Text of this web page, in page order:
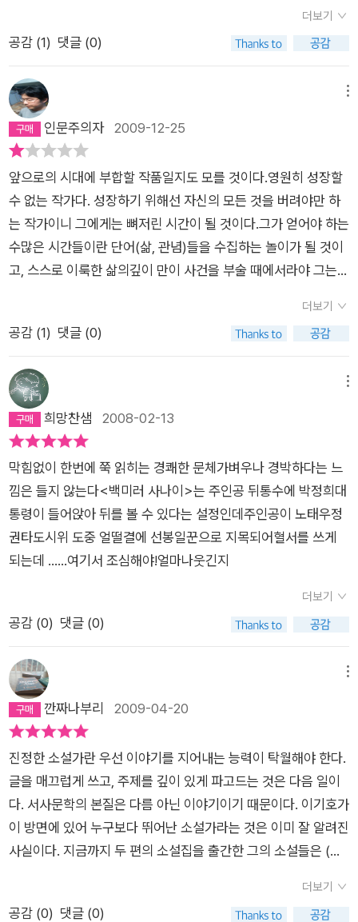
미러사나이>가 인상적이다.박대통령 장례기간에 생긴 상처가 박
대통령의 눈이된다.주인공은 박대통령의 힘으로 평탄한 인생을
하게 된다.이 소설은 작가 스스로도 밝힌 그의 편벽을 보여주는
것일 수도 있다.작가는 주인공의 얼치기 운동권 참여를 통해 당시
운동권 내부의 얕음에 대해 비웃음고 있다.하지만 중심적인 풍자
는 결국 아직도 자신의 눈이 아니라 박대통령의 눈으로 세상을 보
는 수많은 사람들을 향하고 있다.뒤통수에 달린눈에 의지해 역사
를 과거로 돌리려는 사람들에게 작가로써 통렬한 풍자의 칼날을
날리고 있는 것이다.그리고 그 박대통령에게 자신의 눈을 맡겨버
린 뒤로 뛰는 주인공 이시봉을 공원이나 약수터에서 뒤로 뛰는 노
인들에 빗댓건은 중의적으로 의미심장하다.결론적으로 사족하나
소설을 만났다.한가지 바람이 있다면 신인으로서의 신선함 감각
과 풍자정신에 조금 더 깊은 내공을 만들 수 있길 바란다.뛰어난
감각만으로도 물론 성공적인 작가가 될 수는 있을 것이다.하지만
이런 멋진 해학과 풍자정신이 더 깊은 인간에 대한 이해와 삶의
부조리함을 흩고 올라온다면 오래도록 기억되는 작가군에 낄 수
있지 않을까 생각한다.
리 얄랴셩 얄랴리 얄라도 아닌데 이 따위 해설을 붙여놓은건지 정
말 꼴불견이다. 거기다 해설이 소설보다 더 어렵다!! 90년대 출간
작이야 뭐야 하고 심난한 맘으로 찾아봤더니 흠, 오래 됐긴 했구
나. 2004년도 작품이었다. 그 때에는 그래, 각종 한국작품들에
(하다 못해 여행기에까지) 문학평론가들의 해설이 붙어있던 시절
이니까 어쩔 수 없는 일이라지만 수능 독파를 외치는 국어선생님
고 d줄은 x 단편의 이 문장과 연결되고 그런 걸 읽다 보면 졸음은
쏟아지고 안그래도 심란하게 읽은 책에 정도 팍 떨어지고 그렇고
그런... 으로 끝날 뻔 했는데 어쩔씨구. 작가는 이러고 괴상망측한
글을 써놓고 이제야 겨우 칼을 씻은 기분이란다. 누가 보면 뭐 대
단하게 썰었는 줄, 웃음이 픽 났다. 그냥 그렇다고. 책은 딱 잘
라 추천은 못하겠는데 재미는 있고 뭐 그렇다. 아참, 저 문구 하나
에 떨어질려던 정은 도로 붙었다. 칼 씻는 게 뭐라고. 이런 게 병
는 내용인데 사실 이 이야기를 통해 그가 전하고자 하는 속내는
무엇인지 짐작이 안 간다. ‘백미러 사나이’같은 경우는 꿰맨 뒤통
피소드를 통해 박정희 전 대통령과, 운동권 학생들을 희화화시키
는 효과를 노린다. 이시봉을 통해 보여주는 이 희극 같은 비극은
읽는 내내 웃을 수 있다는 장점이 있다. 그 웃음이 폭소인지, 실소
인지, 냉소인지는 책을 읽으면 알게 될 테니 더 이상 긴말은 않겠
다.(패러디 한 번 해봤다.) 두 작품 공히 나의 의지로 통제할 수 없
는 내 몸의 감각들을 이야기의 출발점으로 삼는다. 작품의 중요
모티프로 기능하고 있다는 것이다. 통제할 수 없는 내 몸의 감각
들을 창작기법으로 활용함으로써 이기호는 엉뚱하고 새로운 이
야기를 만들어낸다. 이와 관련하여, 얼마 전에 읽었던 한강의 ‘왼
대 가장이 사회적으로, 개인적으로 파탄으로 치닫는 과정을 그린
작품이다. 같은 모티프를 활용해 이기호는 웃음을 빚어내고 한강
은 섬뜩함을 보여준다. 재미있다. 표제작 ‘최순덕 성령충만기’도
이기호 소설의 특징을 잘 보여준다. (지나치게) 독실한 기독교 신
자를 성경의 형식을 빌려 희화화시킨다는 재치있는 발상(기독교
인의 입장에서는 어떨는지 궁금하다.), 아이러니한 상황들, 엉뚱
버무려지면서 재미있는 소설 한 편으로 태어난다. 입 밖으로 소리
내서 읽으면 더 재미있을 것 같다는 생각이 들기도 하는 작품이었
다. ‘버니’는 랩이라는 형식을 차용한 것이 신선하기는 하지만 내
용은 별로 파격적이지도 의미심장하지도 않아 아쉽다. 피의자 신
문 과정을 빌린 ‘햄릿 포에버’는 발상이 재미있다. 현실보다 더 생
생한 환각 속에서만 찾아오는 햄릿을 통해서 진행되는 이야기.
‘현실보다 더 생생한 환각’이라는 이 형용모순의 표현은 각박한
고백은’은 자기소개서에 대한 풍자로 읽혔고 ‘간첩이 다녀가셨
다’는 재미있게 읽을 수 있지만 공포 앞에서는 누구든 ‘간첩’-일종
의 희생양-을 만들어낼 수 있다는 인간의 비겁함을 확인하는 것
같아 씁쓸하다. 역량 있는 신인의 등장은 독자에게 반가운 소식
이다. 이렇게 자신만의 스타일을 잘 드러내면서 첫 인사를 한다면
오히려 독자가 고맙기도 하고 말이다. 처녀작은 기존 문단의 이목
을 끌 수 있는 개성을 보여줄 수 있는 작품이면 충분하다고 생각
한다. 물론 자신의 개성을 문학적으로 잘 형상화해낸 작품이 좋은
작품이기도 하다는 건 당연한 사실이다. 개인적으로는 은희경의
럽”이 어렵지 않게 떠오른다. 작가의 말을 보니 이기호의 소설적
애정은 근대보다는 전근대에 맞닿아 있다고 한다. 가만히 생각해
매력에 빠져버렸다. 그는 뼛속까지 이야기꾼인 것 같았다. '왕따
들에게 무슨 얘기를 해줘야 할까 고민하면서 왔다'는 이기호작가
의 강연은 정말 너무나도 재밌고, 감명깊었다. 어쨌든 강연을 듣
고 몇 주가 지나 <최순덕 성령충만기>를 지인에게 빌려 읽게 되
었다. 제목때문에 종교코너(?)에 꽃히기도 했다는 그 책은 이기
호의 등단작품 '버니'로 시작하여 '발밑으로 사라진 사람들'로 끝
이기호작가는 타고난 이야기꾼이다. 등단작 '버니'는 명성답게 잘
쓰여진 소설이었다. 레퍼가 된 버니, 아니 순희의 이야기를 다룬
이 작품은 삐딱하고 약한 것들을 좋아하는 이기호의 취향이 잘 드
러난듯했다. 내 별명은 바구니 물을 담으면 물이 새고 쌀을 담
으면 쌀이 새는 대나무로 만든 가벼운 바구니 내 머리가 가벼워
내 별명은 대바구니 아무것도 몰라 아빠도 몰라 엄마도 몰라 사는
았어 하지만 난 이렇게 말하지 나도 가볍고 너희들도 가벼워 내
말도 가볍고 너희 말도 가벼워 나도 바구니 너희도 바구니 물을
담으면 물이 새고 쌀을 담으면 쌀이 새는 세상은 바구니 반복
되는 문장은 이야기가 진행될 수록 점점 와닿아갔다. 이기호는 역
시 타고난 이야기꾼 같다. 가장 마음에 들었던 단편은 '헴릿 포에
버'였다. 이번에도 주인공은 '시봉'이었다. 삐딱하고 불쌍한 케릭
터의 원형 그게 시봉이 아닐까한다. 여담이지만, 이기호소설가는
'시봉'이 그냥 자신의 친구 이름이었다고 했다. 헴릿을 바라보는
아버지의 망령, 그리고 시봉을 바라보는 아버지의 망령이 겹치면
에 드는 단편이었다. 소를 닮은 우석이와 검은 소. 그리고 씨감자.
그 잔상들이 겹쳐 소름끼치도록 와닿았다. 맨 마지막 이기호작가
의 음성을 듣고 나서 시맨트를 깨고 땅을 보고 싶다는 생각을 했
다. 정말 이기호 작가가 말하면 무엇이든 될 거 같았다. 예를들어
<갈팡질팡>의 '야체볶음흙'을 읽으며 흙을 먹을 수 있을 거 같다
는 생각을 한 것 처럼. 역시 이기호는 타고난 이야기꾼이다. 그리
고체를 사용해서 반어적 느낌을 들게했다. 끝내 아담과 결혼하게
되는 최순덕을 보며 웃음을 자아냈다. 요즘 우스갯소리로 친구들
에게 '나 이기호랑 결혼할 거야.'라고 한다. 이기호작가에게 그만
큼이나 매력을 느낀 거였다. 이번기회에 <최순덕 성령충만기>
와 <독고다이>도 구입해야겠다는 생각을 했다. 이제 이기호작
가의 매력에서 헤어나오지 못할 거 같다. 그의 이야기, 그의 목소
리 이제 그에게 주목해야겠다.
더보기
공감 (1) 댓글 (0)
인문주의자2009-12-25
앞으로의 시대에 부합할 작품일지도 모를 것이다.영원히 성장할
수 없는 작가다. 성장하기 위해선 자신의 모든 것을 버려야만 하
는 작가이니 그에게는 뼈저린 시간이 될 것이다.그가 얻어야 하는
수많은 시간들이란 단어(삶, 관념)들을 수집하는 놀이가 될 것이
고, 스스로 이룩한 삶의깊이 만이 사건을 부술 때에서라야 그는
고 있는 것이다. 그렇지만 마치 무한하게중심으로부터 멀어져가
게 하는페이지의 숫자처럼, 혹은 책의 두께에 비례하게 될당신의
당신 속에있다. 자신의 창작 속에서 스스로의 정체성을의심해볼
단어, <경험과깊이(인과)>에 대한의문과 자조가 동인으로서언
제나 중심으로부터 멀어져가는 당신을 위해서 마련된 긴 놀이의
자 곧 새로운 탄생이 될것이다.
더보기
공감 (1) 댓글 (0)
희망찬샘 2008-02-13
막힘없이 한번에 쭉 읽히는 경쾌한 문체가벼우나 경박하다는 느
낌은 들지 않는다<백미러 사나이>는 주인공 뒤통수에 박정희대
통령이 들어앉아 뒤를 볼 수 있다는 설정인데주인공이 노태우정
권타도시위 도중 얼떨결에 선봉일꾼으로 지목되어혈서를 쓰게
되는데 ......여기서 조심해야!얼마나웃긴지
더보기
공감 (0) 댓글 (0)
깐짜나부리 2009-04-20
진정한 소설가란 우선 이야기를 지어내는 능력이 탁월해야 한다.
글을 매끄럽게 쓰고, 주제를 깊이 있게 파고드는 것은 다음 일이
다. 서사문학의 본질은 다름 아닌 이야기이기 때문이다. 이기호가
이 방면에 있어 누구보다 뛰어난 소설가라는 것은 이미 잘 알려진
사실이다. 지금까지 두 편의 소설집을 출간한 그의 소설들은 (비
은 생생한 소설 속 세계는 독자들을 완벽하게 장악한다. 단편은
더보기
공감 (0) 댓글 (0)